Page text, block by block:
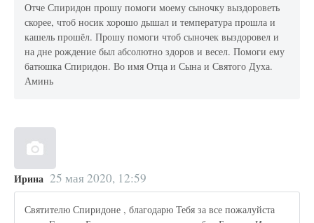
Отче Спиридон прошу помоги моему сыночку выздороветь
скорее, чтоб носик хорошо дышал и температура прошла и
кашель прошёл. Прошу помоги чтоб сыночек выздоровел и
на дне рождение был абсолютно здоров и весел. Помоги ему
батюшка Спиридон. Во имя Отца и Сына и Святого Духа.
Аминь
Ирина 25 мая 2020, 12:59
Святителю Спиридоне , благодарю Тебя за все пожалуйста